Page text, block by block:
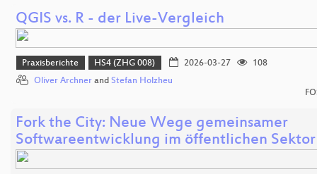
QGIS vs. R - der Live-Vergleich
Praxisberichte HS4 (ZHG 008) 2026-03-27
108
Oliver Archner and Stefan Holzheu
Fork the City: Neue Wege gemeinsamer
Softwareentwicklung im öffentlichen Sektor